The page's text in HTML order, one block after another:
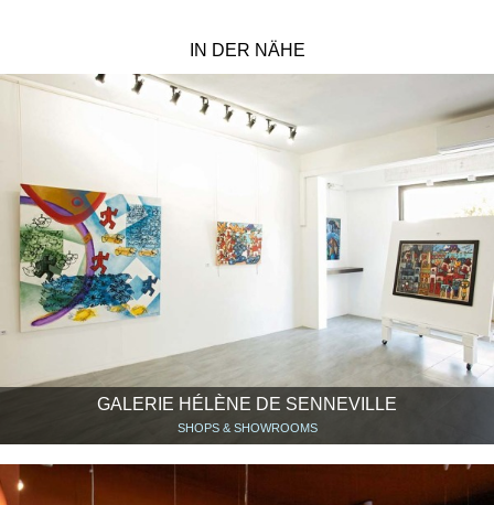
IN DER NÄHE
GALERIE HÉLÈNE DE SENNEVILLE
SHOPS & SHOWROOMS